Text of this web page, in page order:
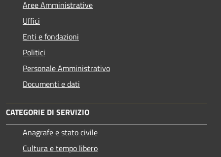
Aree Amministrative
Uffici
Enti e fondazioni
Politici
Personale Amministrativo
Documenti e dati
CATEGORIE DI SERVIZIO
Anagrafe e stato civile
Cultura e tempo libero